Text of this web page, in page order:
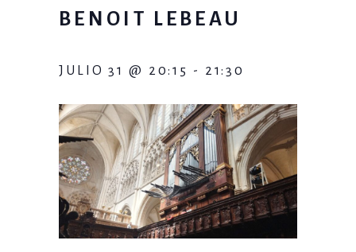
BENOIT LEBEAU
JULIO 31 @ 20:15 - 21:30